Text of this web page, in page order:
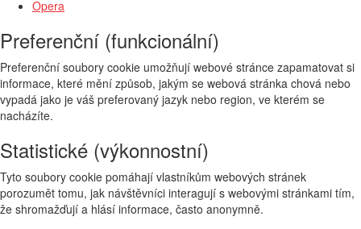
Opera
Preferenční (funkcionální)
Preferenční soubory cookie umožňují webové stránce zapamatovat si
informace, které mění způsob, jakým se webová stránka chová nebo
vypadá jako je váš preferovaný jazyk nebo region, ve kterém se
nacházíte.
Statistické (výkonnostní)
Tyto soubory cookie pomáhají vlastníkům webových stránek
porozumět tomu, jak návštěvníci interagují s webovými stránkami tím,
že shromažďují a hlásí informace, často anonymně.